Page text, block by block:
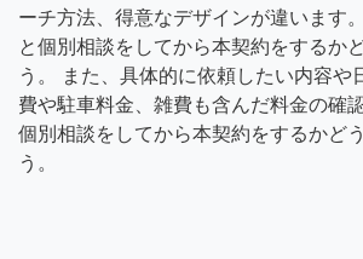
ーチ方法、得意なデザインが違います
と個別相談をしてから本契約をするか
う。 また、具体的に依頼したい内容や
費や駐車料金、雑費も含んだ料金の確
個別相談をしてから本契約をするかど
う。